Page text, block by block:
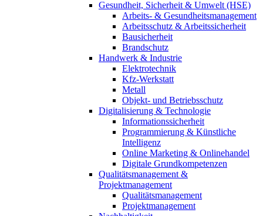
Gesundheit, Sicherheit & Umwelt (HSE)
Arbeits- & Gesundheitsmanagement
Arbeitsschutz & Arbeitssicherheit
Bausicherheit
Brandschutz
Handwerk & Industrie
Elektrotechnik
Kfz-Werkstatt
Metall
Objekt- und Betriebsschutz
Digitalisierung & Technologie
Informationssicherheit
Programmierung & Künstliche
Intelligenz
Online Marketing & Onlinehandel
Digitale Grundkompetenzen
Qualitätsmanagement &
Projektmanagement
Qualitätsmanagement
Projektmanagement